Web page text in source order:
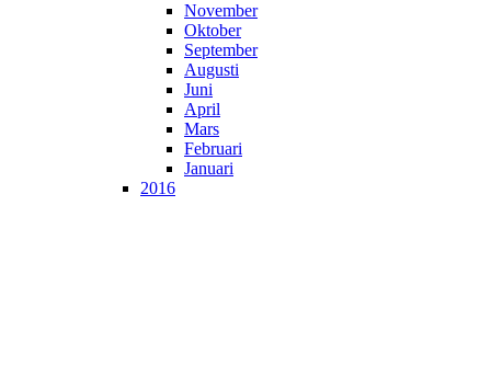
November
Oktober
September
Augusti
Juni
April
Mars
Februari
Januari
2016